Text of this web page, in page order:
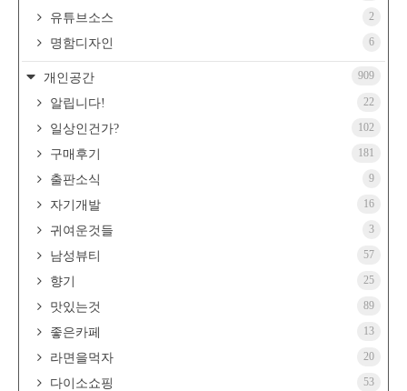
유튜브소스 2
명함디자인 6
개인공간 909
알립니다! 22
일상인건가? 102
구매후기 181
출판소식 9
자기개발 16
귀여운것들 3
남성뷰티 57
향기 25
맛있는것 89
좋은카페 13
라면을먹자 20
다이소쇼핑 53